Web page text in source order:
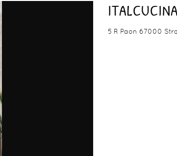
ITALCUCINA
5 R Paon 67000